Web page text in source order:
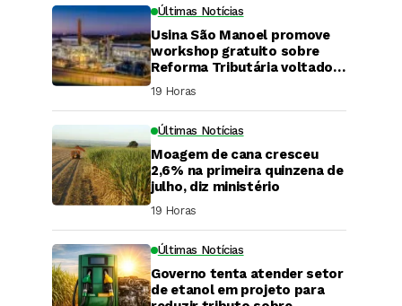
Últimas Notícias
Usina São Manoel promove
workshop gratuito sobre
Reforma Tributária voltado
ao agronegócio.
19 Horas ⁮
Últimas Notícias
Moagem de cana cresceu
2,6% na primeira quinzena de
julho, diz ministério
19 Horas ⁮
Últimas Notícias
Governo tenta atender setor
de etanol em projeto para
DaCana Cast